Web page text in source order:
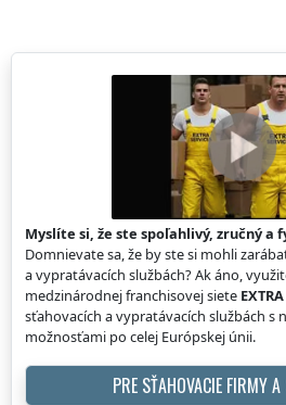
Myslíte si, že ste spoľahlivý, zručný a
Domnievate sa, že by ste si mohli
a vypratávacích službách? Ak áno,
medzinárodnej franchisovej siete
sťahovacích a vypratávacích službách s
možnosťami po celej Európskej únii.
PRE SŤAHOVACIE FIRMY